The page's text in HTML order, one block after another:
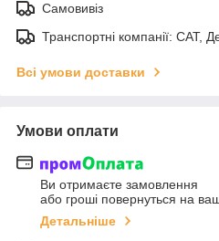
Самовивіз
Транспортні компанії: САТ,
Всі умови доставки
Умови оплати
Ви отримаєте замовлення
або гроші повернуться на
Детальніше